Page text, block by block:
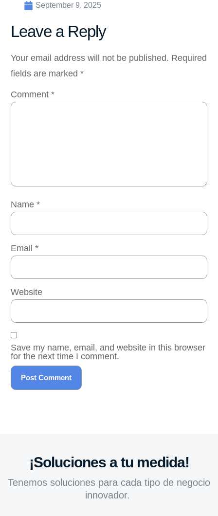
September 9, 2025
Leave a Reply
Your email address will not be published. Required
fields are marked*
Comment*
Name*
Email*
Website
Save my name, email, and website in this browser
for the next time I comment.
¡Soluciones a tu medida!
Tenemos soluciones para cada tipo de negocio
innovador.